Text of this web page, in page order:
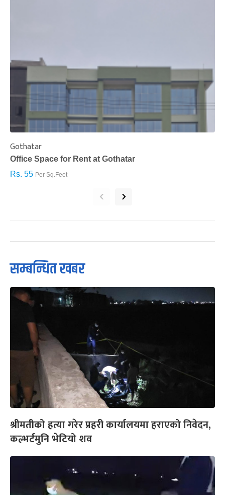
Gothatar
Office Space for Rent at Gothatar
Rs. 55 Per Sq.Feet
‹ ›
सम्बन्धित खबर
श्रीमतीको हत्या गरेर प्रहरी कार्यालयमा हराएको निवेदन,
कल्भर्टमुनि भेटियो शव